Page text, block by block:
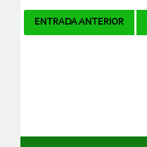
Navegador
ENTRADA ANTERIOR